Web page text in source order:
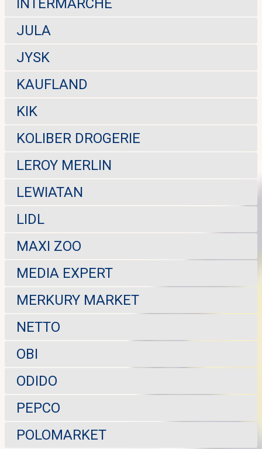
INTERMARCHE
JULA
JYSK
KAUFLAND
KIK
KOLIBER DROGERIE
LEROY MERLIN
LEWIATAN
LIDL
MAXI ZOO
MEDIA EXPERT
MERKURY MARKET
NETTO
OBI
ODIDO
PEPCO
POLOMARKET